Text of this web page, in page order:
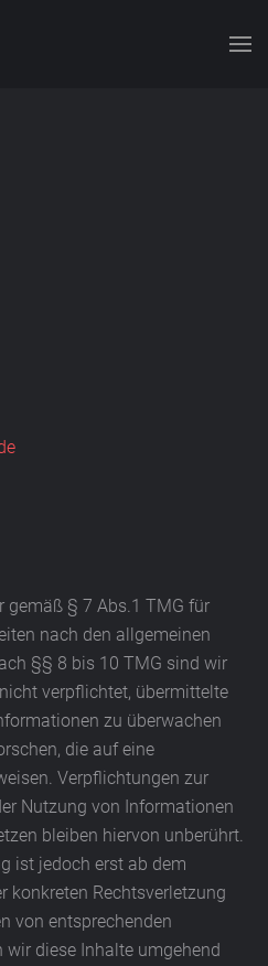
gemäß § 7 Abs.1 TMG für
nach den allgemeinen
§§ 8 bis 10 TMG sind wir
verpflichtet, übermittelte
zu überwachen
die auf eine
Verpflichtungen zur
Nutzung von Informationen
bleiben hiervon unberührt.
ist jedoch erst ab dem
konkreten Rechtsverletzung
von entsprechenden
wir diese Inhalte umgehend